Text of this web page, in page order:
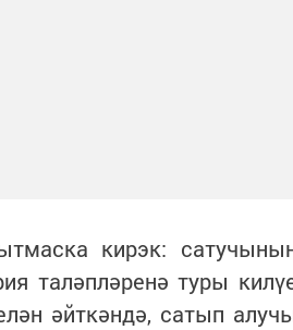
кирэк:
таләпләренә туры
әйткәндә, сатып